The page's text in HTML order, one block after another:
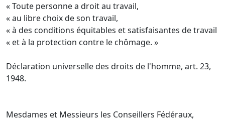
« Toute personne a droit au travail,
« au libre choix de son travail,
« à des conditions équitables et satisfaisantes de travail
« et à la protection contre le chômage. »
Déclaration universelle des droits de l'homme, art. 23,
1948.
Mesdames et Messieurs les Conseillers Fédéraux,